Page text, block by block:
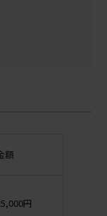
額
円